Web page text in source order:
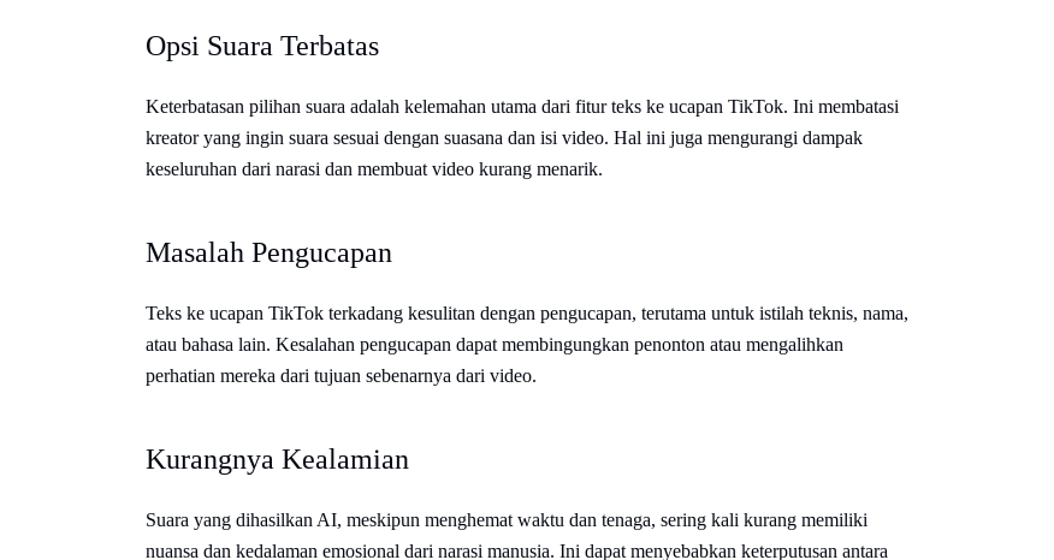
Opsi Suara Terbatas
Keterbatasan pilihan suara adalah kelemahan utama dari fitur teks ke ucapan TikTok. Ini membatasi
kreator yang ingin suara sesuai dengan suasana dan isi video. Hal ini juga mengurangi dampak
keseluruhan dari narasi dan membuat video kurang menarik.
Masalah Pengucapan
Teks ke ucapan TikTok terkadang kesulitan dengan pengucapan, terutama untuk istilah teknis, nama,
atau bahasa lain. Kesalahan pengucapan dapat membingungkan penonton atau mengalihkan
perhatian mereka dari tujuan sebenarnya dari video.
Kurangnya Kealamian
Suara yang dihasilkan AI, meskipun menghemat waktu dan tenaga, sering kali kurang memiliki
nuansa dan kedalaman emosional dari narasi manusia. Ini dapat menyebabkan keterputusan antara